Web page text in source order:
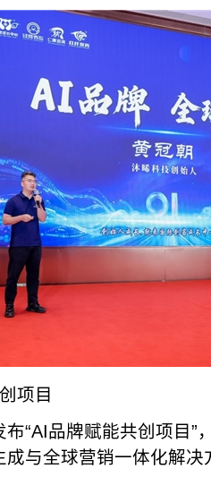
项目
“AI品牌赋能共创项目”
与全球营销一体化解决